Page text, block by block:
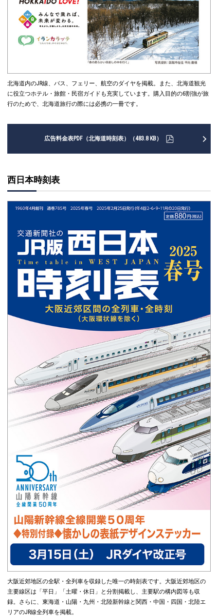
北海道内のJR線、バス、フェリー、航空のダイヤを掲載。また、北海道観光
に役立つホテル・旅館・民宿ガイドも充実しています。購入目的の6割強が旅
行のためで、北海道旅行の際には必携の一冊です。
広告料金表PDF（北海道時刻表）（483.8 KB）
西日本時刻表
大阪近郊地区の全駅・全列車を収録した唯一の時刻表です。大阪近郊地区の
主要線区は「平日」「土曜・休日」と分割掲載し、主要駅の構内図等も収
録。さらに、東海道・山陽・九州・北陸新幹線と関西・中国・四国・北陸エ
リアのJR線全列車を掲載。